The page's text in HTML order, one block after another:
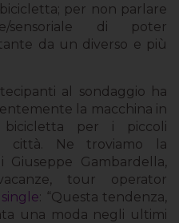
per non parlare
sensoriale di poter
da un diverso e più
al sondaggio ha
la macchina in
per i piccoli
città. Ne troviamo la
Gambardella,
tour operator
: “Questa tendenza,
una moda negli ultimi